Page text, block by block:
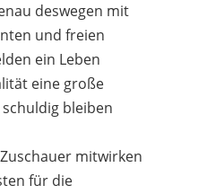
deswegen mit
und freien
ein Leben
eine große
bleiben
mitwirken
für die